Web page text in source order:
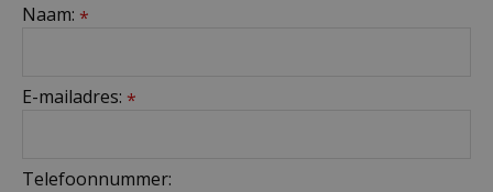
Naam: *
E-mailadres: *
Telefoonnummer: